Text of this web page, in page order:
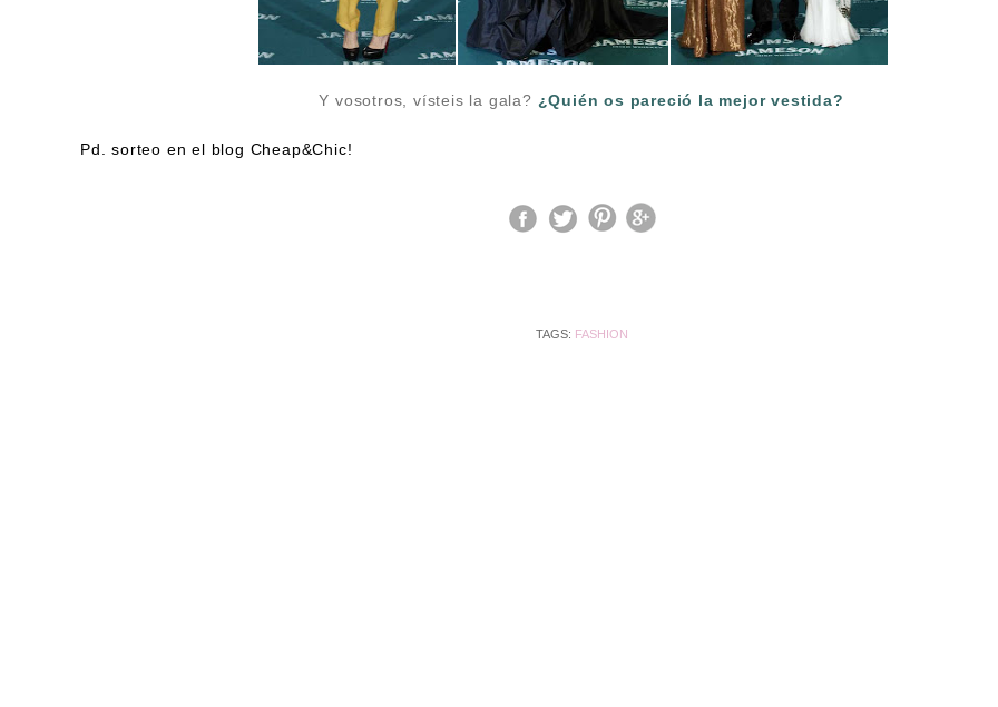
Y vosotros, vísteis la gala? ¿Quién os pareció la mejor vestida?
Pd. sorteo en el blog Cheap&Chic!
TAGS: FASHION